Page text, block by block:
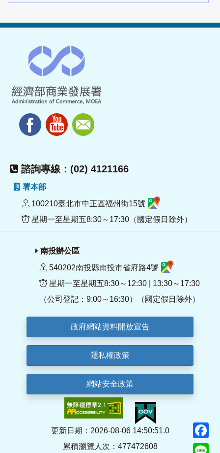
諮詢專線：(02) 4121166
署本部
100210臺北市中正區福州街15號
星期一至星期五8:30～17:30（國定假日除外）
南投辦公區
540202南投縣南投市省府路4號
星期一至星期五8:30～12:30 | 13:30～17:30
（公司登記：9:00～16:30）（國定假日除外）
政府網站資料開放宣告
隱私權政策
網站安全政策
更新日期：2026-08-06 14:50:51.0
累積瀏覽人次：477472608